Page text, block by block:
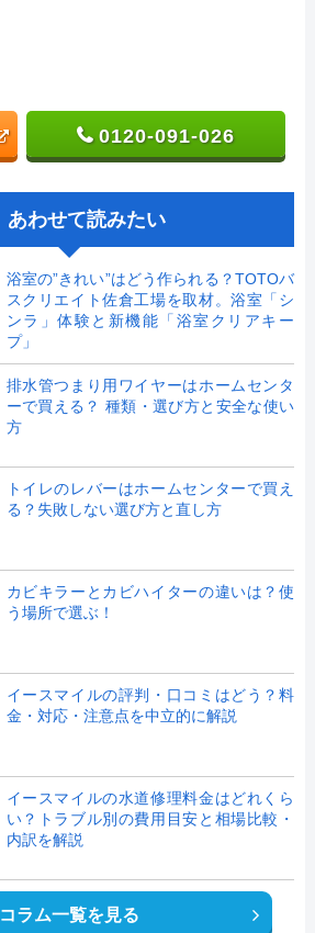
0120-091-026
あわせて読みたい
浴室の”きれい”はどう作られる？TOTOバ
スクリエイト佐倉工場を取材。浴室「シ
ンラ」体験と新機能「浴室クリアキー
プ」
排水管つまり用ワイヤーはホームセンタ
ーで買える？ 種類・選び方と安全な使い
方
トイレのレバーはホームセンターで買え
る？失敗しない選び方と直し方
カビキラーとカビハイターの違いは？使
う場所で選ぶ！
イースマイルの評判・口コミはどう？料
金・対応・注意点を中立的に解説
イースマイルの水道修理料金はどれくら
い？トラブル別の費用目安と相場比較・
内訳を解説
コラム一覧を見る